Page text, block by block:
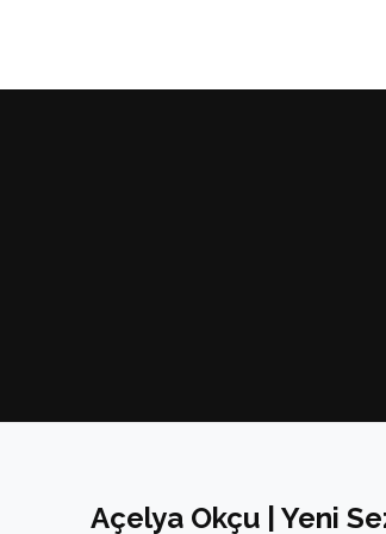
Açelya Okçu | Yeni